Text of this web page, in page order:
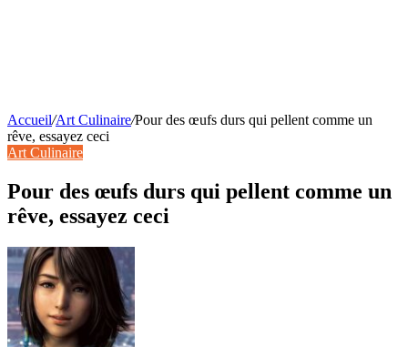
Accueil/Art Culinaire/Pour des œufs durs qui pellent comme un
rêve, essayez ceci
Art Culinaire
Pour des œufs durs qui pellent comme un
rêve, essayez ceci